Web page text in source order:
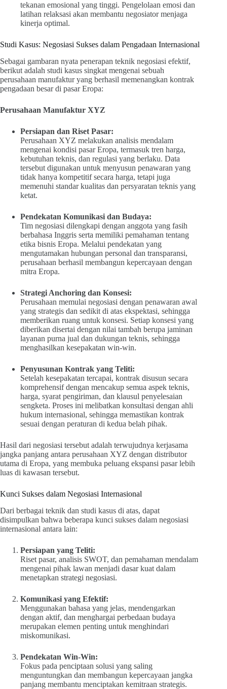
tekanan emosional yang tinggi. Pengelolaan emosi dan
latihan relaksasi akan membantu negosiator menjaga
kinerja optimal.
Studi Kasus: Negosiasi Sukses dalam Pengadaan Internasional
Sebagai gambaran nyata penerapan teknik negosiasi efektif,
berikut adalah studi kasus singkat mengenai sebuah
perusahaan manufaktur yang berhasil memenangkan kontrak
pengadaan besar di pasar Eropa:
Perusahaan Manufaktur XYZ
Persiapan dan Riset Pasar:
Perusahaan XYZ melakukan analisis mendalam
mengenai kondisi pasar Eropa, termasuk tren harga,
kebutuhan teknis, dan regulasi yang berlaku. Data
tersebut digunakan untuk menyusun penawaran yang
tidak hanya kompetitif secara harga, tetapi juga
memenuhi standar kualitas dan persyaratan teknis yang
ketat.
Pendekatan Komunikasi dan Budaya:
Tim negosiasi dilengkapi dengan anggota yang fasih
berbahasa Inggris serta memiliki pemahaman tentang
etika bisnis Eropa. Melalui pendekatan yang
mengutamakan hubungan personal dan transparansi,
perusahaan berhasil membangun kepercayaan dengan
mitra Eropa.
Strategi Anchoring dan Konsesi:
Perusahaan memulai negosiasi dengan penawaran awal
yang strategis dan sedikit di atas ekspektasi, sehingga
memberikan ruang untuk konsesi. Setiap konsesi yang
diberikan disertai dengan nilai tambah berupa jaminan
layanan purna jual dan dukungan teknis, sehingga
menghasilkan kesepakatan win-win.
Penyusunan Kontrak yang Teliti:
Setelah kesepakatan tercapai, kontrak disusun secara
komprehensif dengan mencakup semua aspek teknis,
harga, syarat pengiriman, dan klausul penyelesaian
sengketa. Proses ini melibatkan konsultasi dengan ahli
hukum internasional, sehingga memastikan kontrak
sesuai dengan peraturan di kedua belah pihak.
Hasil dari negosiasi tersebut adalah terwujudnya kerjasama
jangka panjang antara perusahaan XYZ dengan distributor
utama di Eropa, yang membuka peluang ekspansi pasar lebih
luas di kawasan tersebut.
Kunci Sukses dalam Negosiasi Internasional
Dari berbagai teknik dan studi kasus di atas, dapat
disimpulkan bahwa beberapa kunci sukses dalam negosiasi
internasional antara lain:
Persiapan yang Teliti:
Riset pasar, analisis SWOT, dan pemahaman mendalam
mengenai pihak lawan menjadi dasar kuat dalam
menetapkan strategi negosiasi.
Komunikasi yang Efektif:
Menggunakan bahasa yang jelas, mendengarkan
dengan aktif, dan menghargai perbedaan budaya
merupakan elemen penting untuk menghindari
miskomunikasi.
Pendekatan Win-Win:
Fokus pada penciptaan solusi yang saling
menguntungkan dan membangun kepercayaan jangka
panjang membantu menciptakan kemitraan strategis.